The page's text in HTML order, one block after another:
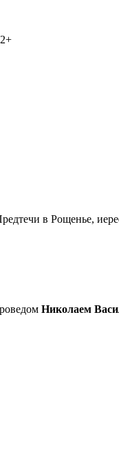
в Рощенье,
Николаем